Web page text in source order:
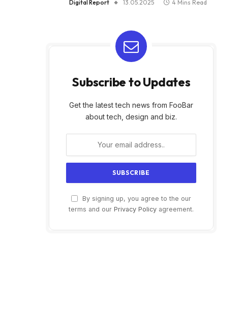
Digital Report 13.05.2025 4 Mins Read
Subscribe to Updates
Get the latest tech news from FooBar
about tech, design and biz.
By signing up, you agree to the our
terms and our Privacy Policy agreement.